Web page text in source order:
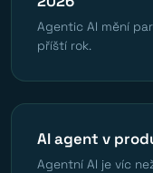
Agentic AI mění
příští rok.
AI agent v
Agentní AI je víc